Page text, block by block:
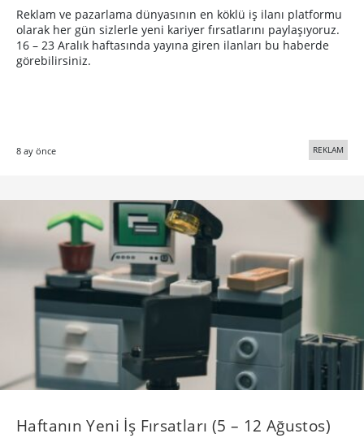
Reklam ve pazarlama dünyasının en köklü iş ilanı platformu
olarak her gün sizlerle yeni kariyer fırsatlarını paylaşıyoruz.
16 – 23 Aralık haftasında yayına giren ilanları bu haberde
görebilirsiniz.
8 ay önce REKLAM
Haftanın Yeni İş Fırsatları (5 – 12 Ağustos)